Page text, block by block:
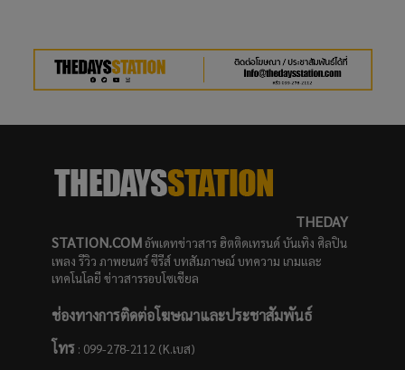
THEDAY
STATION.COMอัพเดทข่าวสาร ฮิตติดเทรนด์ บันเทิง ศิลปิน
เพลง รีวิว ภาพยนตร์ ซีรีส์ บทสัมภาษณ์ บทความ เกมและ
เทคโนโลยี ข่าวสารรอบโซเชียล
ช่องทางการติดต่อโฆษณาและประชาสัมพันธ์
โทร: 099-278-2112 (K.เบส)